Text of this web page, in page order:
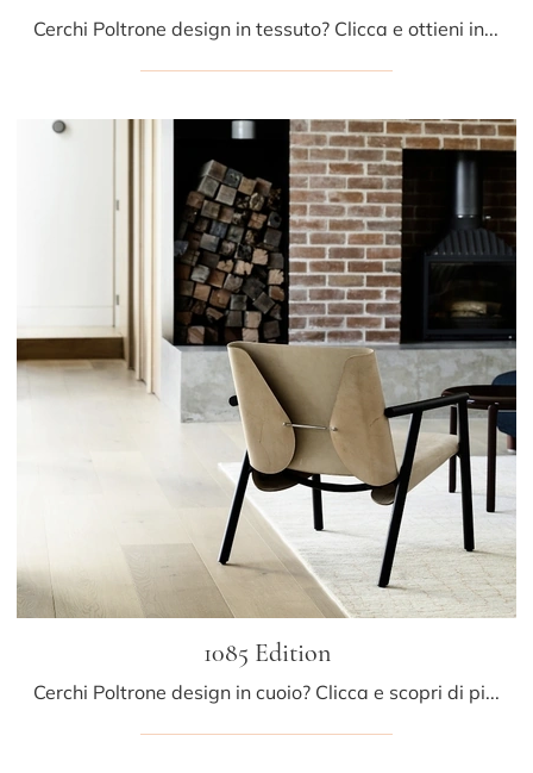
Cerchi Poltrone design in tessuto? Clicca e ottieni informazioni sul modello Petra di Bontempi.
1085 Edition
Cerchi Poltrone design in cuoio? Clicca e scopri di più sul modello 1085 Edition di Kristalia.